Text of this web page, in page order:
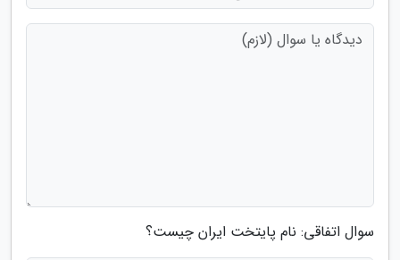
سوال اتفاقی: نام پایتخت ایران چیست؟